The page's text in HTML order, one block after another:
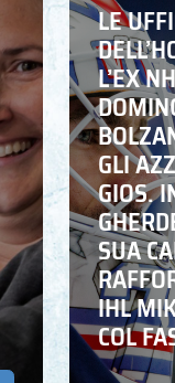
LE
L’EX
GLI
GIOS.
SUA
IHL
COL